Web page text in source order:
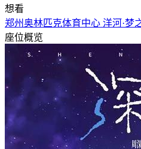
想看
郑州奥林匹克体育中心 洋河·梦
座位概览